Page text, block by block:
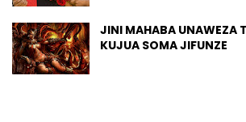
JINI MAHABA UNAWEZA
KUJUA SOMA JIFUNZE